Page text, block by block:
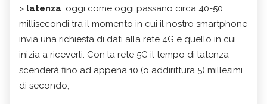
> latenza: oggi come oggi passano circa 40-50
millisecondi tra il momento in cui il nostro smartphone
invia una richiesta di dati alla rete 4G e quello in cui
inizia a riceverli. Con la rete 5G il tempo di latenza
scenderà fino ad appena 10 (o addirittura 5) millesimi
di secondo;